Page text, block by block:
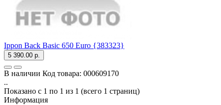
Ippon Back Basic 650 Euro {383323}
5 390.00 р.
В наличии Код товара: 000609170
..
Показано с 1 по 1 из 1 (всего 1 страниц)
Информация